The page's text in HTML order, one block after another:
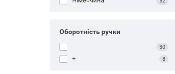
Оборотність ручки
- 30
+ 8